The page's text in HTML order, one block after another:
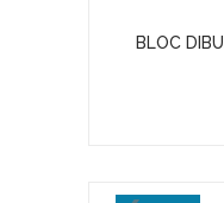
BLOC